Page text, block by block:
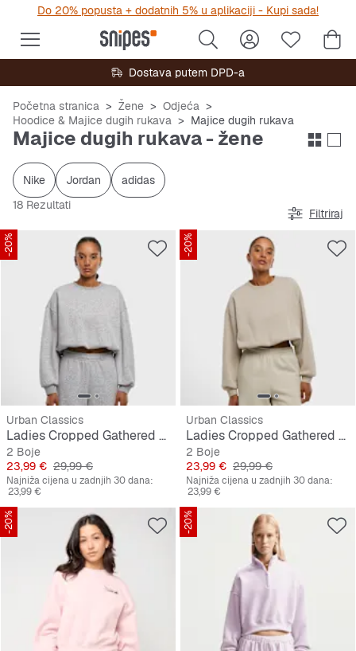
Do 20% popusta + dodatnih 5% u aplikaciji - Kupi sada!
Dostava putem DPD-a
Početna stranica Žene
Odjeća
Hoodice & Majice dugih rukava
Majice dugih rukava
Majice dugih rukava - žene
Nike Jordan
adidas
18 Rezultati
Filtriraj
-20%
Urban Classics
Ladies Cropped Gathered Sweatshirt
2 Boje
Cijena
23,99 € Originalna cijena
29,99 €
Najniža cijena u zadnjih 30 dana:
23,99 €
-20%
Urban Classics
Ladies Cropped Gathered Sweatshirt
2 Boje
Cijena
23,99 € Originalna cijena
29,99 €
Najniža cijena u zadnjih 30 dana:
23,99 €
-20% -20%